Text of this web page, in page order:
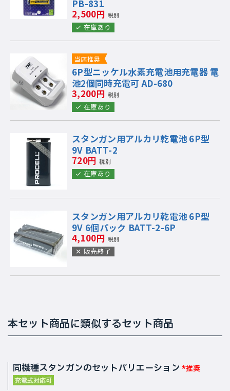
PB-831
2,500円 税別
在庫あり
当店推奨
6P型ニッケル水素充電池用充電器 電
池2個同時充電可 AD-680
3,200円 税別
在庫あり
スタンガン用アルカリ乾電池 6P型
9V BATT-2
720円 税別
在庫あり
スタンガン用アルカリ乾電池 6P型
9V 6個パック BATT-2-6P
4,100円 税別
販売終了
本セット商品に類似するセット商品
同機種スタンガンのセットバリエーション *推奨